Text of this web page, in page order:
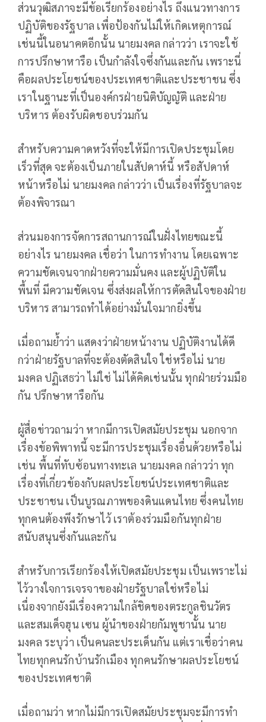
ส่วนวุฒิสภาจะมีข้อเรียกร้องอย่างไร ถึงแนวทางการ
ปฏิบัติของรัฐบาล เพื่อป้องกันไม่ให้เกิดเหตุการณ์
เช่นนี้ในอนาคตอีกนั้น นายมงคล กล่าวว่า เราจะใช้
การปรึกษาหารือ เป็นกำลังใจซึ่งกันและกัน เพราะนี่
คือผลประโยชน์ของประเทศชาติและประชาชน ซึ่ง
เราในฐานะที่เป็นองค์กรฝ่ายนิติบัญญัติ และฝ่าย
บริหาร ต้องรับผิดชอบร่วมกัน
สำหรับความคาดหวังที่จะให้มีการเปิดประชุมโดย
เร็วที่สุด จะต้องเป็นภายในสัปดาห์นี้ หรือสัปดาห์
หน้าหรือไม่ นายมงคล กล่าวว่า เป็นเรื่องที่รัฐบาลจะ
ต้องพิจารณา
ส่วนมองการจัดการสถานการณ์ในฝั่งไทยขณะนี้
อย่างไร นายมงคล เชื่อว่า ในการทำงาน โดยเฉพาะ
ความชัดเจนจากฝ่ายความมั่นคง และผู้ปฏิบัติใน
พื้นที่ มีความชัดเจน ซึ่งส่งผลให้การตัดสินใจของฝ่าย
บริหาร สามารถทำได้อย่างมั่นใจมากยิ่งขึ้น
เมื่อถามย้ำว่า แสดงว่าฝ่ายหน้างาน ปฏิบัติงานได้ดี
กว่าฝ่ายรัฐบาลที่จะต้องตัดสินใจ ใช่หรือไม่ นาย
มงคล ปฏิเสธว่า ไม่ใช่ ไม่ได้คิดเช่นนั้น ทุกฝ่ายร่วมมือ
กัน ปรึกษาหารือกัน
ผู้สื่อข่าวถามว่า หากมีการเปิดสมัยประชุม นอกจาก
เรื่องข้อพิพาทนี้ จะมีการประชุมเรื่องอื่นด้วยหรือไม่
เช่น พื้นที่ทับซ้อนทางทะเล นายมงคล กล่าวว่า ทุก
เรื่องที่เกี่ยวข้องกับผลประโยชน์ประเทศชาติและ
ประชาชน เป็นบูรณภาพของดินแดนไทย ซึ่งคนไทย
ทุกคนต้องพึงรักษาไว้ เราต้องร่วมมือกันทุกฝ่าย
สนับสนุนซึ่งกันและกัน
สำหรับการเรียกร้องให้เปิดสมัยประชุม เป็นเพราะไม่
ไว้วางใจการเจรจาของฝ่ายรัฐบาลใช่หรือไม่
เนื่องจากยังมีเรื่องความใกล้ชิดของตระกูลชินวัตร
และสมเด็จฮุน เซน ผู้นำของฝ่ายกัมพูชานั้น นาย
มงคล ระบุว่า เป็นคนละประเด็นกัน แต่เราเชื่อว่าคน
ไทยทุกคนรักบ้านรักเมือง ทุกคนรักษาผลประโยชน์
ของประเทศชาติ
เมื่อถามว่า หากไม่มีการเปิดสมัยประชุมจะมีการทำ